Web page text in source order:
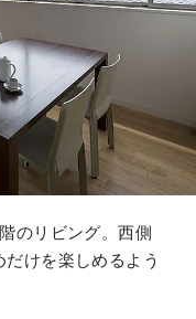
のリビング。西側
けを楽しめるよう